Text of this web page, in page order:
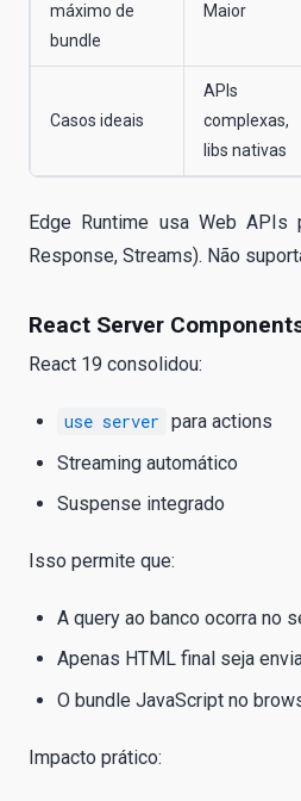
máximo de
bundle
Maior
Casos ideais
APIs
complexas,
libs nativas
Edge Runtime usa Web APIs
Response, Streams). Não
React Server
React 19 consolidou:
use server para actions
Streaming automático
Suspense integrado
Isso permite que:
A query ao banco ocorra no
Apenas HTML final seja
O bundle JavaScript no
Impacto prático: